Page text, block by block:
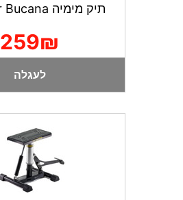
תיק מימיה Outdoor Bucana
259₪
לעגלה